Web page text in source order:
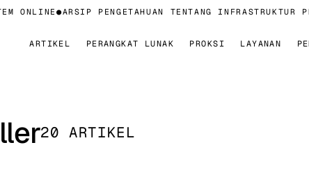
ONLINE●ARSIP PENGETAHUAN TENTANG INFRASTRUKTUR
ARTIKEL PERANGKAT LUNAK PROKSI LAYANAN
20 ARTIKEL